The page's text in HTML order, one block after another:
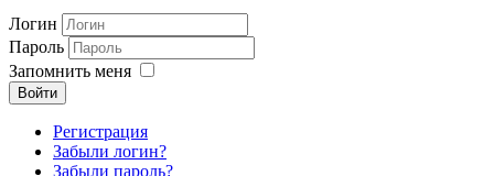
Логин
Пароль
Запомнить меня
Войти
Регистрация
Забыли логин?
Забыли пароль?